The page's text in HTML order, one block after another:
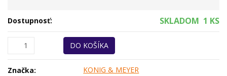
Dostupnosť: SKLADOM 1 KS
DO KOŠÍKA
Značka:
KONIG & MEYER